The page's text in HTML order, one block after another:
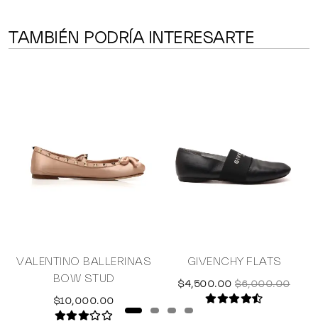
TAMBIÉN PODRÍA INTERESARTE
VALENTINO BALLERINAS
BOW STUD
$10,000.00
GIVENCHY FLATS
$4,500.00 $6,000.00